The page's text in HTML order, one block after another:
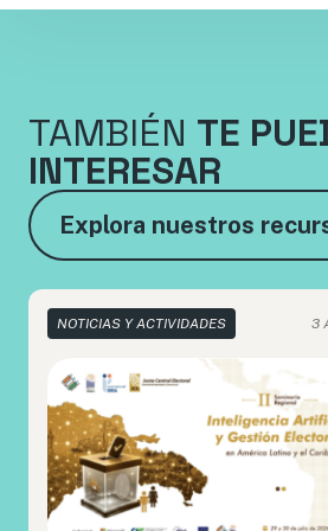
TAMBIÉN TE
INTERESAR
Explora nuestros
NOTICIAS Y ACTIVIDADES 3